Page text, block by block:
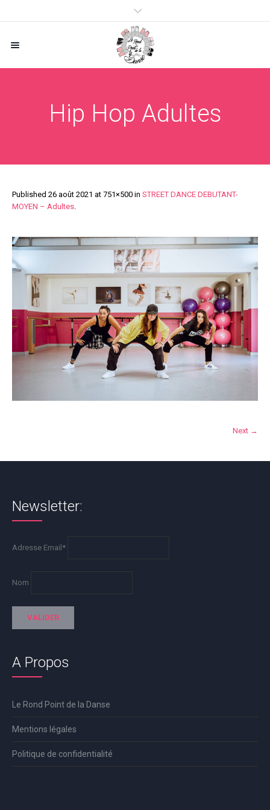
Hip Hop Adultes
Published 26 août 2021 at 751×500 in STREET DANCE DEBUTANT-
MOYEN – Adultes.
Next →
Newsletter:
Adresse Email*
Nom
A Propos
Le Rond Point de la Danse
Mentions légales
Politique de confidentialité